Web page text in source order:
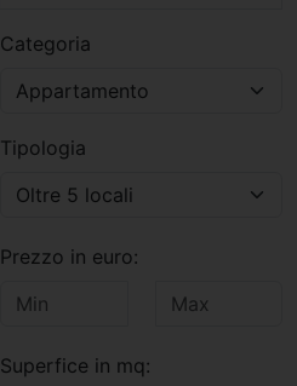
Categoria
Appartamento
Tipologia
Oltre 5 locali
Prezzo in euro:
Superfice in mq: